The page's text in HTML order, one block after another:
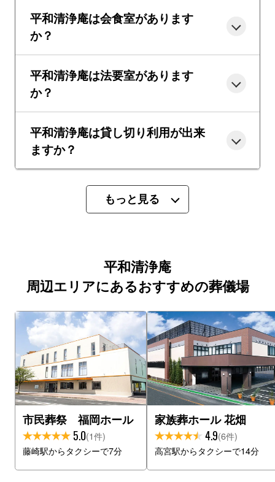
平和清浄庵は会食室があります
か？
平和清浄庵は法要室があります
か？
平和清浄庵は貸し切り利用が出来
ますか？
もっと見る
平和清浄庵
周辺エリアにあるおすすめの葬儀場
市民葬祭 福岡ホール
5.0(1件)
藤崎駅からタクシーで7分
家族葬ホール 花畑
4.9(6件)
高宮駅からタクシーで14分